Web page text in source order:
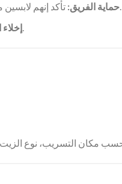
حماية الفريق:تأكد إنهم لابسين معدات الحماية الشخصية علشان ما يتعرضوش لمواد خطيرة.
لو فيه خطر على صحة الناس، لازم يتم الإخلاء فورًا.